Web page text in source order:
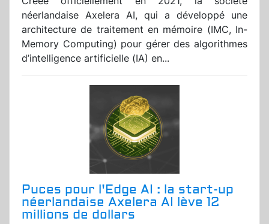
néerlandaise Axelera AI, qui a développé une
architecture de traitement en mémoire (IMC, In-
Memory Computing) pour gérer des algorithmes
d’intelligence artificielle (IA) en...
Puces pour l'Edge AI : la start-up
néerlandaise Axelera AI lève 12
millions de dollars